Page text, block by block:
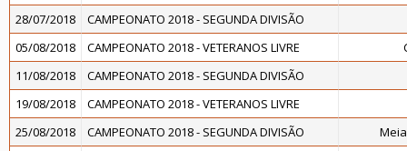
28/07/2018
CAMPEONATO 2018 - SEGUNDA DIVISÃO
05/08/2018
CAMPEONATO 2018 - VETERANOS LIVRE
11/08/2018
CAMPEONATO 2018 - SEGUNDA DIVISÃO
19/08/2018
CAMPEONATO 2018 - VETERANOS LIVRE
25/08/2018
CAMPEONATO 2018 - SEGUNDA DIVISÃO